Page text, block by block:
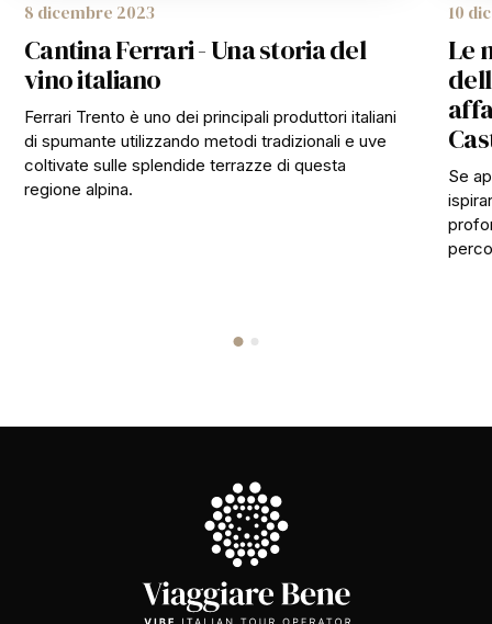
8 dicembre 2023
Cantina Ferrari - Una storia del
vino italiano
Ferrari Trento è uno dei principali produttori italiani
di spumante utilizzando metodi tradizionali e uve
coltivate sulle splendide terrazze di questa
regione alpina.
10
Le
Se